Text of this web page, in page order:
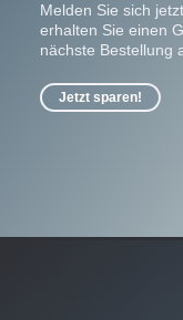
Melden Sie sich
erhalten Sie einen
nächste Bestellung
Jetzt sparen!